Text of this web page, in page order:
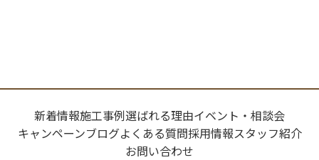
新着情報施工事例選ばれる理由イベント・相談会
キャンペーンブログよくある質問採用情報スタッフ紹介
お問い合わせ